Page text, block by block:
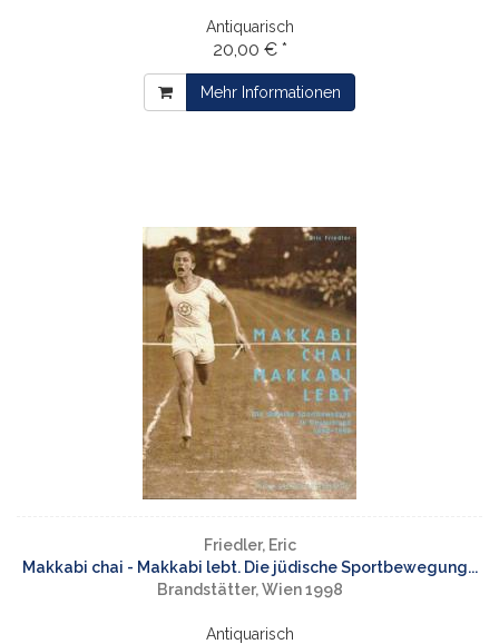
Antiquarisch
20,00 € *
Mehr Informationen
Friedler, Eric
Makkabi chai - Makkabi lebt. Die jüdische Sportbewegung...
Brandstätter, Wien 1998
Antiquarisch